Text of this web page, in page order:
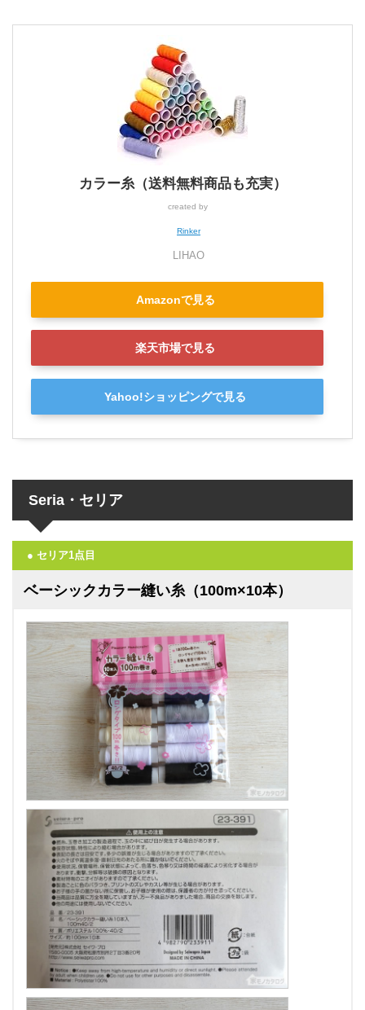
カラー糸（送料無料商品も充実）
created by
Rinker
LIHAO
Amazonで見る
楽天市場で見る
Yahoo!ショッピングで見る
Seria・セリア
● セリア1点目
ベーシックカラー縫い糸（100m×10本）